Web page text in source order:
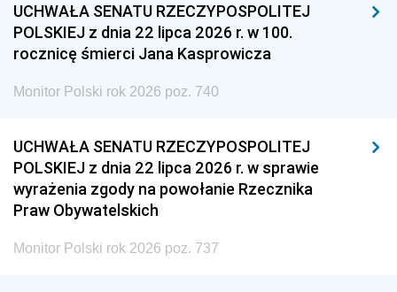
UCHWAŁA SENATU RZECZYPOSPOLITEJ
POLSKIEJ z dnia 22 lipca 2026 r. w 100.
rocznicę śmierci Jana Kasprowicza
Monitor Polski rok 2026 poz. 740
UCHWAŁA SENATU RZECZYPOSPOLITEJ
POLSKIEJ z dnia 22 lipca 2026 r. w sprawie
wyrażenia zgody na powołanie Rzecznika
Praw Obywatelskich
Monitor Polski rok 2026 poz. 737